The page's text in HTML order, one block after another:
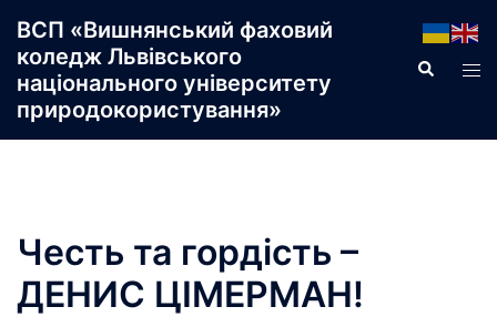
до
вмісту
ВСП «Вишнянський фаховий
коледж Львівського
національного університету
природокористування»
Пошук
Честь та гордість –
ДЕНИС ЦІМЕРМАН!